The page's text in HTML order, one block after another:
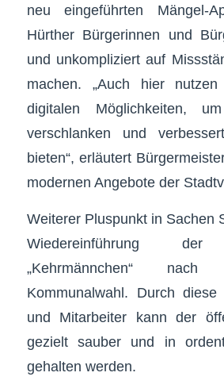
neu eingeführten Mängel-
Hürther Bürgerinnen und
und unkompliziert auf
machen. „Auch hier
digitalen Möglichkeiten,
verschlanken und
bieten“, erläutert
modernen Angebote der
Weiterer Pluspunkt in Sachen
Wiedereinführung der
„Kehrmännchen“
Kommunalwahl. Durch diese
und Mitarbeiter kann der
gezielt sauber und in
gehalten werden.